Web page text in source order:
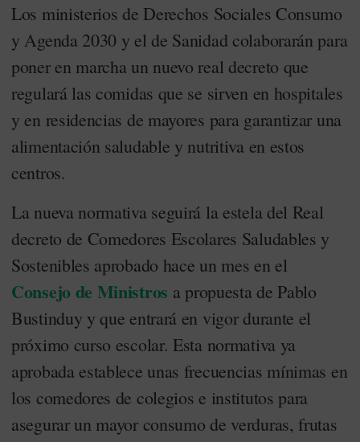
Los ministerios de Derechos Sociales Consumo
y Agenda 2030 y el de Sanidad colaborarán para
poner en marcha un nuevo real decreto que
regulará las comidas que se sirven en hospitales
y en residencias de mayores para garantizar una
alimentación saludable y nutritiva en estos
centros.
La nueva normativa seguirá la estela del Real
decreto de Comedores Escolares Saludables y
Sostenibles aprobado hace un mes en el
Consejo de Ministros a propuesta de Pablo
Bustinduy y que entrará en vigor durante el
próximo curso escolar. Esta normativa ya
aprobada establece unas frecuencias mínimas en
los comedores de colegios e institutos para
asegurar un mayor consumo de verduras, frutas